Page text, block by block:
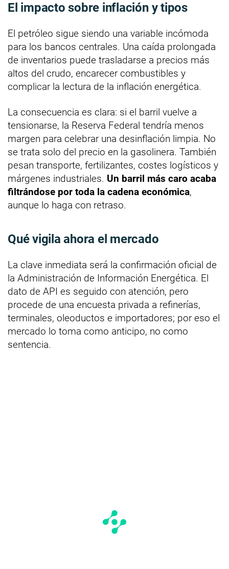
El impacto sobre inflación y tipos
El petróleo sigue siendo una variable incómoda
para los bancos centrales. Una caída prolongada
de inventarios puede trasladarse a precios más
altos del crudo, encarecer combustibles y
complicar la lectura de la inflación energética.
La consecuencia es clara: si el barril vuelve a
tensionarse, la Reserva Federal tendría menos
margen para celebrar una desinflación limpia. No
se trata solo del precio en la gasolinera. También
pesan transporte, fertilizantes, costes logísticos y
márgenes industriales. Un barril más caro acaba
filtrándose por toda la cadena económica,
aunque lo haga con retraso.
Qué vigila ahora el mercado
La clave inmediata será la confirmación oficial de
la Administración de Información Energética. El
dato de API es seguido con atención, pero
procede de una encuesta privada a refinerías,
terminales, oleoductos e importadores; por eso el
mercado lo toma como anticipo, no como
sentencia.